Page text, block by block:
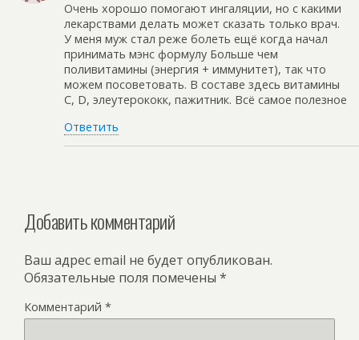
Очень хорошо помогают ингаляции, но с какими
лекарствами делать может сказать только врач.
У меня муж стал реже болеть ещё когда начал
принимать мэнс формулу Больше чем
поливитамины (энергия + иммунитет), так что
можем посоветовать. В составе здесь витамины
C, D, элеутерококк, пажитник. Всё самое полезное
Ответить
Добавить комментарий
Ваш адрес email не будет опубликован.
Обязательные поля помечены *
Комментарий *